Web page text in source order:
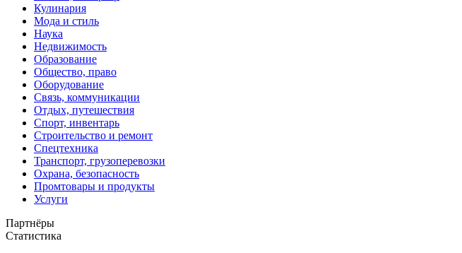
Кулинария
Мода и стиль
Наука
Недвижимость
Образование
Общество, право
Оборудование
Связь, коммуникации
Отдых, путешествия
Спорт, инвентарь
Строительство и ремонт
Спецтехника
Транспорт, грузоперевозки
Охрана, безопасность
Промтовары и продукты
Услуги
Партнёры
Статистика